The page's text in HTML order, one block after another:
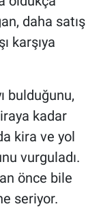
daha satış
karşıya
bulduğunu,
kadar
kira ve yol
vurguladı.
önce bile
seriyor.